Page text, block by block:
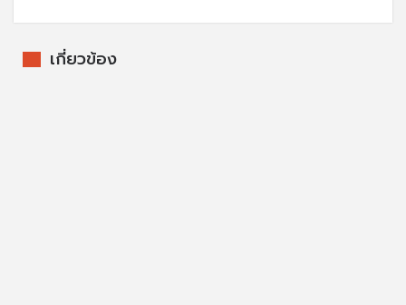
เกี่ยวข้อง